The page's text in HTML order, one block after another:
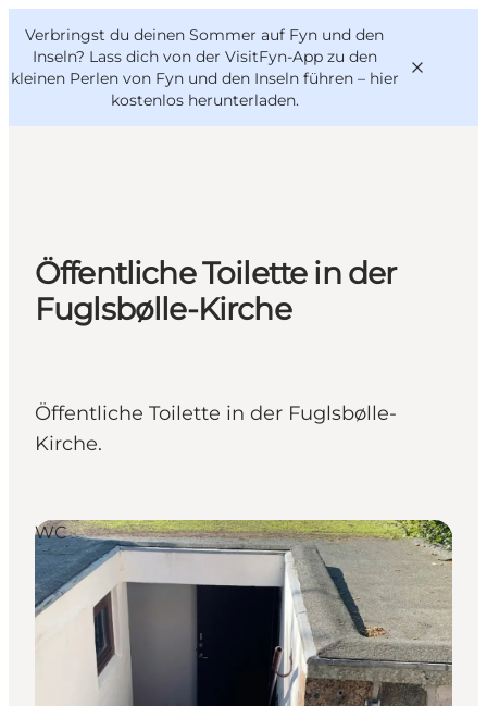
Verbringst du deinen Sommer auf Fyn und den
Inseln? Lass dich von der VisitFyn-App zu den
kleinen Perlen von Fyn und den Inseln führen – hier
kostenlos herunterladen.
Outdoor & bike
Essen & trinken
Übernachtung
VisitFyn
Deutsch
Öffentliche Toilette in der
Fuglsbølle-Kirche
Öffentliche Toilette in der Fuglsbølle-
Kirche.
WC